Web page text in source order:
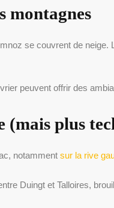
montagnes
se couvrent de
peuvent offrir des
plus
notamment sur la rive
Duingt et Talloires,